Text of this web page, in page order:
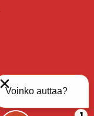
Voinko auttaa?